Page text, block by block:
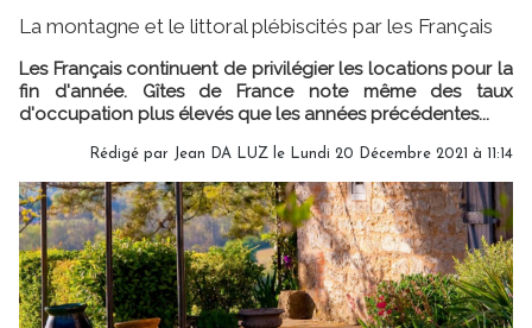
La montagne et le littoral plébiscités par les Français
Les Français continuent de privilégier les locations pour la
fin d'année. Gîtes de France note même des taux
d'occupation plus élevés que les années précédentes...
Rédigé par Jean DA LUZ le Lundi 20 Décembre 2021 à 11:14